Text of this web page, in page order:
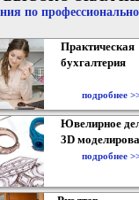
по
Практическая
бухгалтерия
подробнее
Ювелирное
3D
подробнее